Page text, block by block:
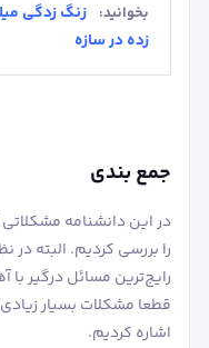
بخوانید:
زنگ زدگی
زده در سازه
جمع بندی
در این دانشنامه
را بررسی کردیم. البته
رایج‌ترین مسائل درگیر
قطعا مشکلات بسیار
اشاره کردیم.